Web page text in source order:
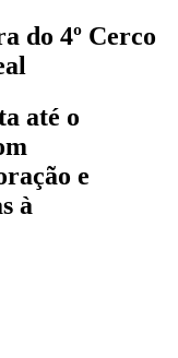
do 4º Cerco
até o
e
à